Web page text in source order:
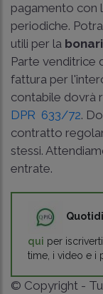
pagamento con
periodiche.
utili per la
Parte venditrice
fattura per
contabile dovrà
DPR 633/72.
contratto
stessi.
entrate.
qui per
time, i video e i
© Copyright -